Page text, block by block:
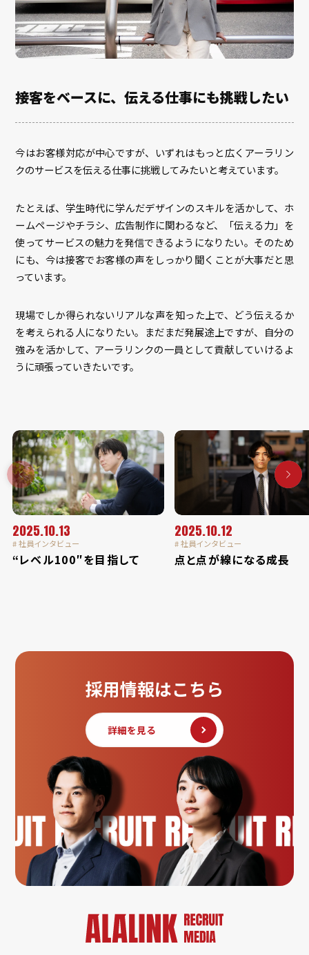
接客をベースに、伝える仕事にも挑戦したい
今はお客様対応が中心ですが、いずれはもっと広くアーラリン
クのサービスを伝える仕事に挑戦してみたいと考えています。
たとえば、学生時代に学んだデザインのスキルを活かして、ホ
ームページやチラシ、広告制作に関わるなど、「伝える力」を
使ってサービスの魅力を発信できるようになりたい。そのため
にも、今は接客でお客様の声をしっかり聞くことが大事だと思
っています。
現場でしか得られないリアルな声を知った上で、どう伝えるか
を考えられる人になりたい。まだまだ発展途上ですが、自分の
強みを活かして、アーラリンクの一員として貢献していけるよ
うに頑張っていきたいです。
2025.10.13
# 社員インタビュー
“レベル100″を目指して
2025.10.12
# 社員インタビュー
点と点が線になる成長
採用情報はこちら
詳細を見る